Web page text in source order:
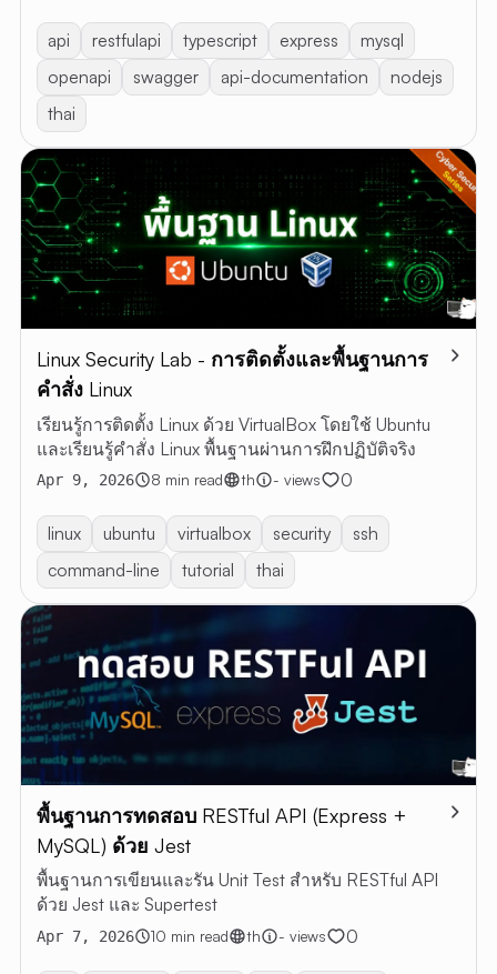
api restfulapi typescript express
mysql
openapi
swagger api-documentation
nodejs
thai
Linux Security Lab - การติดตั้งและพื้นฐานการ
คำสั่ง Linux
เรียนรู้การติดตั้ง Linux ด้วย VirtualBox โดยใช้ Ubuntu
และเรียนรู้คำสั่ง Linux พื้นฐานผ่านการฝึกปฏิบัติจริง
Apr 9, 2026 8 min read th - views 0
linux ubuntu virtualbox security
ssh
command-line
tutorial thai
พื้นฐานการทดสอบ RESTful API (Express +
MySQL) ด้วย Jest
พื้นฐานการเขียนและรัน Unit Test สำหรับ RESTful API
ด้วย Jest และ Supertest
Apr 7, 2026 10 min read th - views 0